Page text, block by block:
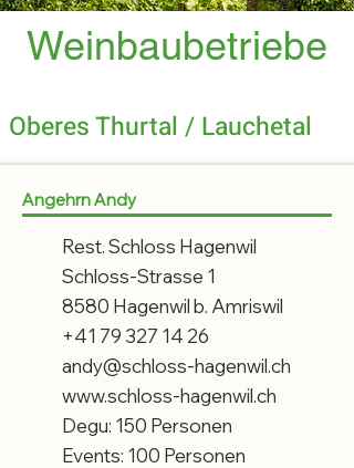
Weinbaubetriebe
Oberes Thurtal / Lauchetal
Angehrn Andy
Rest. Schloss Hagenwil
Schloss-Strasse 1
8580 Hagenwil b. Amriswil
+41 79 327 14 26
andy@schloss-hagenwil.ch
www.schloss-hagenwil.ch
Degu: 150 Personen
Events: 100 Personen